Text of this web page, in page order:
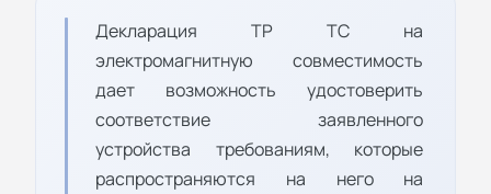
Декларация ТР ТС на
электромагнитную совместимость
дает возможность удостоверить
соответствие заявленного
устройства требованиям, которые
распространяются на него на